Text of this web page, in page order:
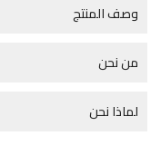
وصف المنتج
من نحن
لماذا نحن